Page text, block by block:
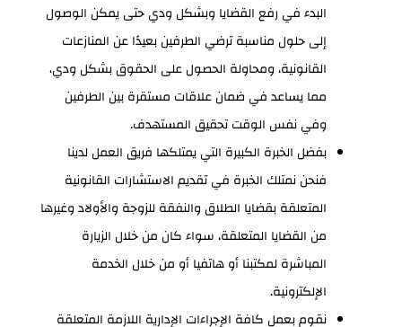
البدء في رفع القضايا وبشكل ودي حتى يمكن الوصول
إلى حلول مناسبة ترضي الطرفين بعيدًا عن المنازعات
القانونية، ومحاولة الحصول على الحقوق بشكل ودي،
مما يساعد في ضمان علاقات مستقرة بين الطرفين
وفي نفس الوقت تحقيق المستهدف.
بفضل الخبرة الكبيرة التي يمتلكها فريق العمل لدينا
فنحن نمتلك الخبرة في تقديم الاستشارات القانونية
المتعلقة بقضايا الطلاق والنفقة للزوجة والأولاد وغيرها
من القضايا المتعلقة، سواء كان من خلال الزيارة
المباشرة لمكتبنا أو هاتفيا أو من خلال الخدمة
الإلكترونية.
نقوم بعمل كافة الإجراءات الإدارية اللازمة المتعلقة